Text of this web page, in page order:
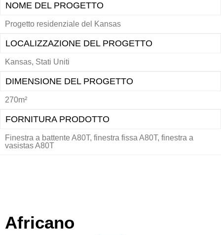
NOME DEL PROGETTO
Progetto residenziale del Kansas
LOCALIZZAZIONE DEL PROGETTO
Kansas, Stati Uniti
DIMENSIONE DEL PROGETTO
270m²
FORNITURA PRODOTTO
Finestra a battente A80T, finestra fissa A80T, finestra a
vasistas A80T
Africano